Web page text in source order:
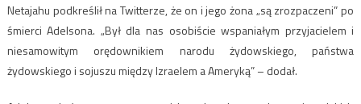
Netajahu podkreślił na Twitterze, że on i jego żona „są zrozpaczeni” po
śmierci Adelsona. „Był dla nas osobiście wspaniałym przyjacielem i
niesamowitym orędownikiem narodu żydowskiego, państwa
żydowskiego i sojuszu między Izraelem a Ameryką” – dodał.